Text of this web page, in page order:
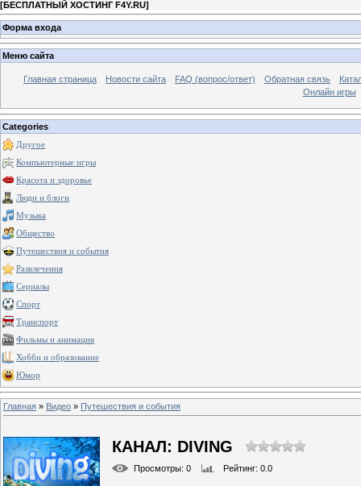
[БЕСПЛАТНЫЙ ХОСТИНГ F4Y.RU]
Форма входа
Меню сайта
Главная страница Новости сайта FAQ (вопрос/ответ) Обратная связь
Онлайн игры
Categories
Другое
Компьютерные игры
Красота и здоровье
Люди и блоги
Музыка
Общество
Путешествия и события
Развлечения
Сериалы
Спорт
Транспорт
Фильмы и анимация
Хобби и образование
Юмор
Главная » Видео » Путешествия и события
КАНАЛ: DIVING
Просмотры: 0 Рейтинг: 0.0